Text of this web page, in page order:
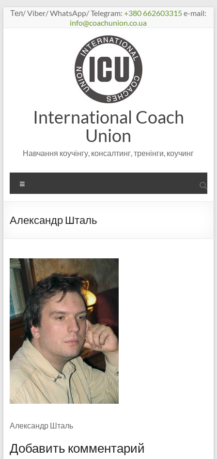
Перейти
Тел/ Viber/ WhatsApp/ Telegram:+380 662603315e-mail:
info@coachunion.co.ua
International Coach
Union
Навчання коучінгу, консалтинг, тренінги, коучинг
Александр Шталь
Александр Шталь
Добавить комментарий